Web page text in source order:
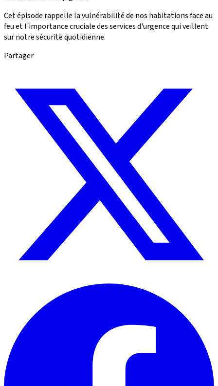
Cet épisode rappelle la vulnérabilité de nos habitations face au
feu et l'importance cruciale des services d'urgence qui veillent
sur notre sécurité quotidienne.
Partager